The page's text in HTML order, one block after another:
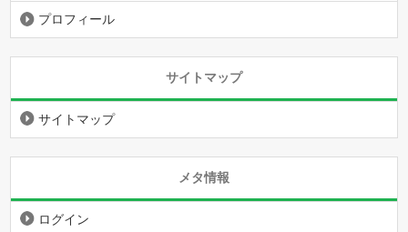
プロフィール
サイトマップ
サイトマップ
メタ情報
ログイン